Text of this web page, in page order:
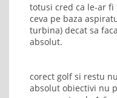
totusi cred ca le-ar fi
ceva pe baza
turbina) decat sa
absolut.
corect golf si restu
absolut obiectivi nu